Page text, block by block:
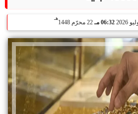
06:32 مـ 22 محرّم 1448
هـ